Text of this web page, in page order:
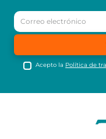
Acepto la Política de